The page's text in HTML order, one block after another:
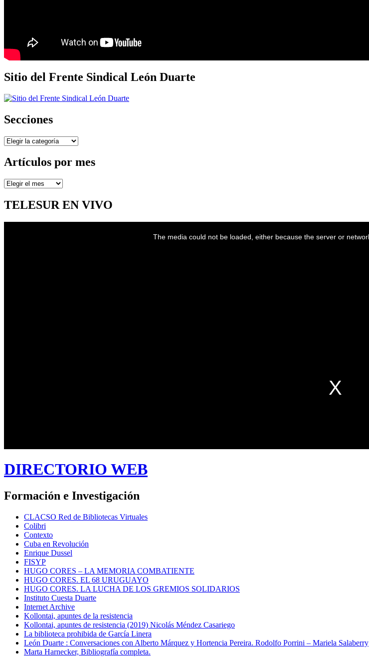
Sitio del Frente Sindical León Duarte
Secciones
Secciones
Artículos por mes
Artículos
mes
TELESUR EN VIVO
DIRECTORIO WEB
Formación e Investigación
CLACSO Red de Bibliotecas Virtuales
Colibri
Contexto
Cuba en Revolución
Enrique Dussel
FISYP
HUGO CORES – LA MEMORIA COMBATIENTE
HUGO CORES. EL 68 URUGUAYO
HUGO CORES. LA LUCHA DE LOS GREMIOS SOLIDARIOS
Instituto Cuesta Duarte
Internet Archive
Kollontai, apuntes de la resistencia
Kollontai, apuntes de resistencia (2019) Nicolás Méndez Casariego
La biblioteca prohibida de García Linera
León Duarte : Conversaciones con Alberto Márquez y Hortencia Pereira. Rodolfo Porrini – Mariela Salaberry
Marta Harnecker, Bibliografía completa.